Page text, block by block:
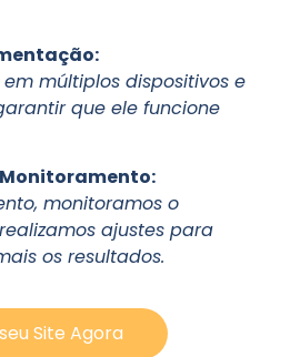
múltiplos dispositivos e
que ele funcione
monitoramos o
ajustes para
os resultados.
Site Agora